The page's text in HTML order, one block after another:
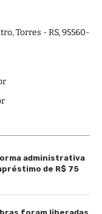
Torres - RS, 95560-
administrativa
de R$ 75